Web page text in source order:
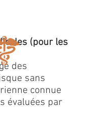
(pour les
des
sans
connue
évaluées par